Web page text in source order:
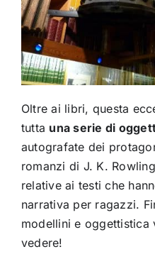
Oltre ai libri, questa
tutta una serie di
autografate dei
romanzi di J. K.
relative ai testi che
narrativa per ragazzi.
modellini e oggettistica
vedere!